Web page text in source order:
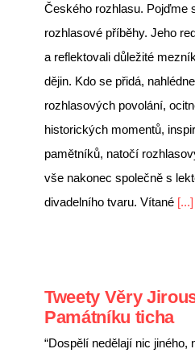
Českého rozhlasu. Pojďme
rozhlasové příběhy. Jeho
a reflektovali důležité
dějin. Kdo se přidá,
rozhlasových povolání,
historických momentů,
pamětníků, natočí
vše nakonec společně s
divadelního tvaru. Vítané [...]
Tweety Věry
Památníku ticha
“Dospělí nedělají nic jiného,